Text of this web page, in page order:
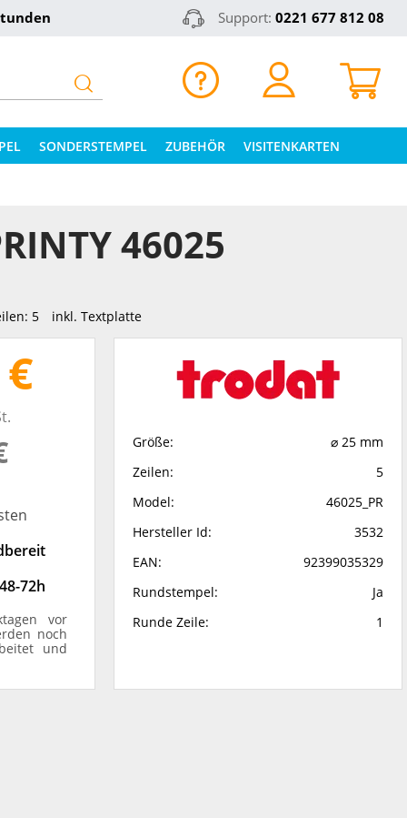
Support: 0221 677 812 08
SONDERSTEMPEL ZUBEHÖR VISITENKARTEN
46025
5 inkl. Textplatte
72h
vor
noch
und
Größe:
⌀ 25 mm
Zeilen:
5
Model:
46025_PR
Hersteller Id:
3532
EAN:
92399035329
Rundstempel:
Ja
Runde Zeile:
1